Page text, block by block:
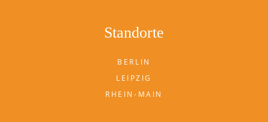
Standorte
BERLIN
LEIPZIG
RHEIN-MAIN